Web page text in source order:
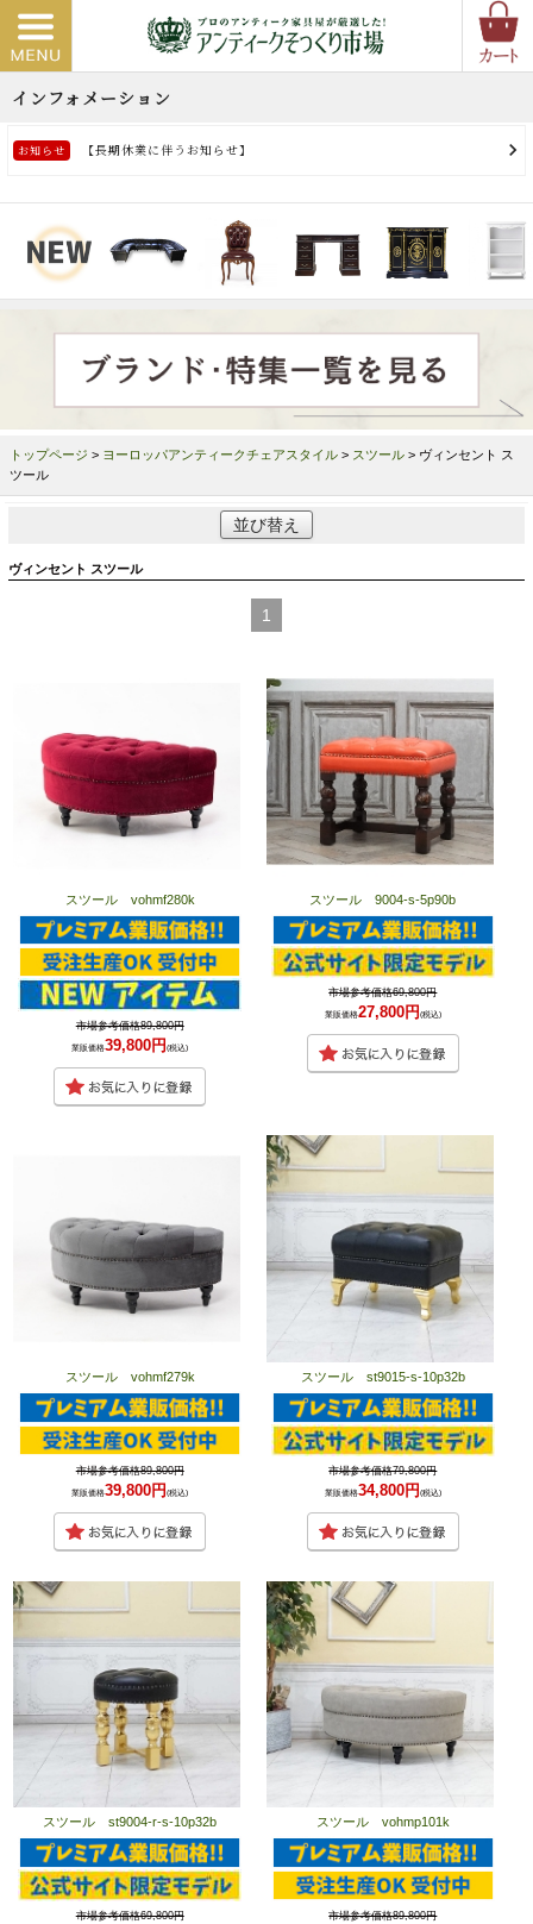
トップページ > ヨーロッパアンティークチェアスタイル > スツール > ヴィンセント ス
ツール
並び替え
ヴィンセント スツール
1
スツール vohmf280k
市場参考価格89,800円
業販価格39,800円(税込)
スツール 9004-s-5p90b
市場参考価格69,800円
業販価格27,800円 (税込)
スツール vohmf279k
市場参考価格89,800円
業販価格39,800円(税込)
スツール st9015-s-10p32b
市場参考価格79,800円
業販価格34,800円(税込)
スツール st9004-r-s-10p32b
市場参考価格69,800円
スツール vohmp101k
市場参考価格89,800円